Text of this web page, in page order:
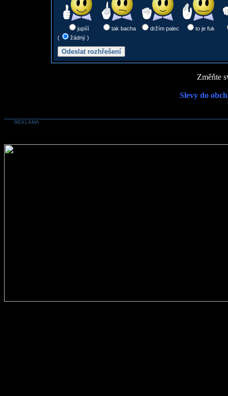
jupííí tak bacha držím palec
to je fuk
(
žádný )
Změňte
Slevy do
REKLAMA